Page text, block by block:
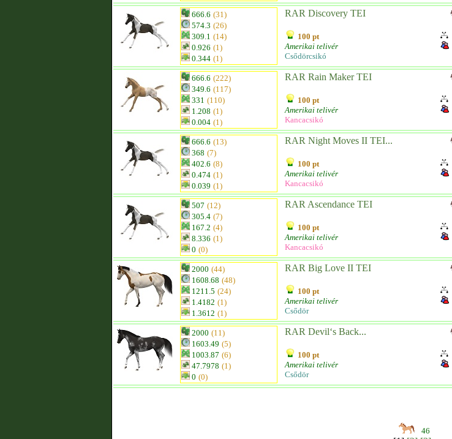
666.6 (31)
574.3 (26)
309.1 (14)
0.926 (1)
0.344 (1)
RAR Discovery TEI
100 pt
Amerikai telivér
Csődörcsikó
666.6 (222)
349.6 (117)
331 (110)
1.208 (1)
0.004 (1)
RAR Rain Maker TEI
100 pt
Amerikai telivér
Kancacsikó
666.6 (13)
368 (7)
402.6 (8)
0.474 (1)
0.039 (1)
RAR Night Moves II TEI...
100 pt
Amerikai telivér
Kancacsikó
507 (12)
305.4 (7)
167.2 (4)
8.336 (1)
0 (0)
RAR Ascendance TEI
100 pt
Amerikai telivér
Kancacsikó
2000 (44)
1608.68 (48)
1211.5 (24)
1.4182 (1)
1.3612 (1)
RAR Big Love II TEI
100 pt
Amerikai telivér
Csődör
2000 (11)
1603.49 (5)
1003.87 (6)
47.7978 (1)
0 (0)
RAR Devil‘s Back...
100 pt
Amerikai telivér
Csődör
46